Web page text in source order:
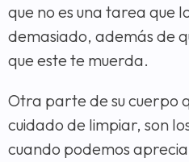
que no es una tarea que
demasiado, además de
que este te muerda.
Otra parte de su cuerpo
cuidado de limpiar, son
cuando podemos